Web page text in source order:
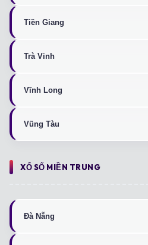
Tiền Giang
Trà Vinh
Vĩnh Long
Vũng Tàu
XỔ SỐ MIỀN TRUNG
Đà Nẵng